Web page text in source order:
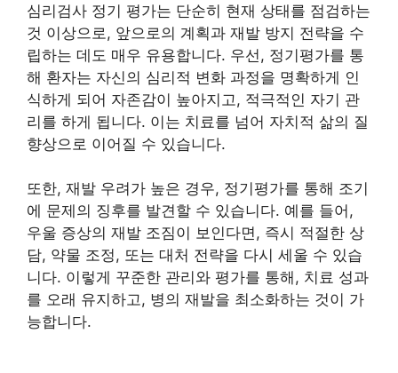
심리검사 정기 평가는 단순히 현재 상태를 점검하는
것 이상으로, 앞으로의 계획과 재발 방지 전략을 수
립하는 데도 매우 유용합니다. 우선, 정기평가를 통
해 환자는 자신의 심리적 변화 과정을 명확하게 인
식하게 되어 자존감이 높아지고, 적극적인 자기 관
리를 하게 됩니다. 이는 치료를 넘어 자치적 삶의 질
향상으로 이어질 수 있습니다.
또한, 재발 우려가 높은 경우, 정기평가를 통해 조기
에 문제의 징후를 발견할 수 있습니다. 예를 들어,
우울 증상의 재발 조짐이 보인다면, 즉시 적절한 상
담, 약물 조정, 또는 대처 전략을 다시 세울 수 있습
니다. 이렇게 꾸준한 관리와 평가를 통해, 치료 성과
를 오래 유지하고, 병의 재발을 최소화하는 것이 가
능합니다.